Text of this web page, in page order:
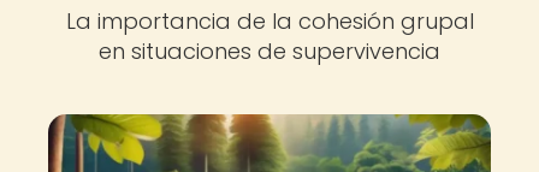
La importancia de la cohesión grupal
en situaciones de supervivencia